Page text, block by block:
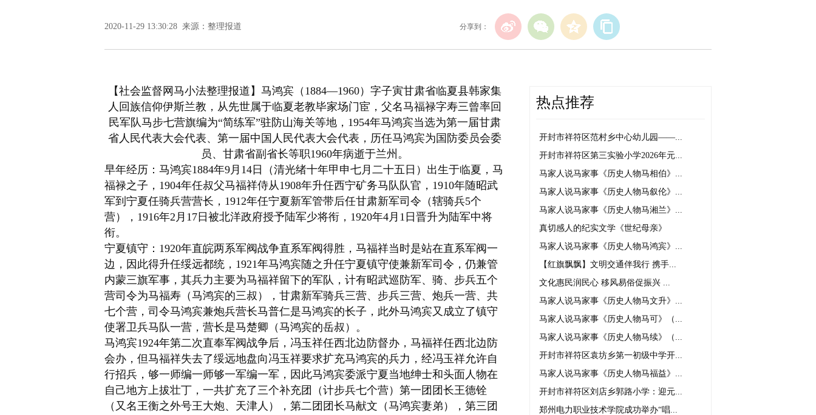
2020-11-29 13:30:28 来源：整理报道 分享到：
【社会监督网马小法整理报道】马鸿宾（1884—1960）字子寅甘肃省临夏县韩家集
人回族信仰伊斯兰教，从先世属于临夏老教毕家场门宦 ，父名马福禄字寿三曾率回
民军队马步七营旗编为“简练军”驻防山海关等地，1954年马鸿宾当选为第一届甘肃
省人民代表大会代表、第一届中国 人民代表大会代表 ，历任马鸿宾为国防委员会委
员、甘肃省副省长等职1960年病逝于兰州。
早年经历：马鸿宾1884年9月14日（清光绪十年甲申七月二十五日 ）出生于临夏， 马
福禄之子，1904年任叔父马福祥侍从1908年升任西宁矿务马队队官，1910年随昭武
军到宁夏任骑兵营营长，1912年任宁夏新军管带后任甘肃新军司令（辖骑兵5个
营），1916年2月17日被北洋政府授予陆军少将衔，1920年4月1日晋升为陆军中将
衔。
宁夏镇守：1920年直皖两系军阀战争直系军阀得胜，马福祥当时是站在直系军阀一
边，因此得升任绥远都统 ，1921年马鸿宾随之升任宁夏镇守使兼新军司令，仍兼管
内蒙三旗军事，其兵力主要为马福祥留下的军队，计有昭武巡防军、骑、步兵五个
营司令为马福寿 （马鸿宾的三叔），甘肃新军骑兵三营、步兵三营、炮兵一营、共
七个营，司令马鸿宾兼炮兵营长马普仁是马鸿宾的长子，此外马鸿宾又成立了镇守
使署卫兵马队一营，营长是马楚卿（马鸿宾的岳叔）。
马鸿宾1924年第二次直奉军阀战争后， 冯玉祥任西北边防督办，马福祥任西北边防
会办，但马福祥失去了绥远地盘向冯玉祥要求扩充马鸿宾的兵力，经冯玉祥允许自
行招兵，够一师编一师够一军编一军，因此马鸿宾委派宁夏当地绅士和头面人物在
自己地方上拔壮丁，一共扩充了三个补充团（计步兵七个营）第一团团长王德铨
（又名王衡之外号王大炮、 天津人 ），第二团团长马献文（马鸿宾妻弟），第三团
热点推荐
开封市祥符区范村乡中心幼儿园——...
开封市祥符区第三实验小学2026年元...
马家人说马家事《历史人物马相伯》...
马家人说马家事《历史人物马叙伦》...
马家人说马家事《历史人物马湘兰》...
真切感人的纪实文学《世纪母亲》
马家人说马家事《历史人物马鸿宾》...
【红旗飘飘】文明交通伴我行 携手...
文化惠民润民心 移风易俗促振兴 ...
马家人说马家事《历史人物马文升》...
马家人说马家事《历史人物马可》（...
马家人说马家事《历史人物马续》（...
开封市祥符区袁坊乡第一初级中学开...
马家人说马家事《历史人物马福益》...
开封市祥符区刘店乡郭路小学：迎元...
郑州电力职业技术学院成功举办“唱...